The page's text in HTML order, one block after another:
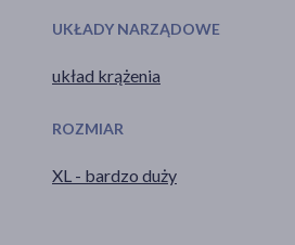
UKŁADY NARZĄDOWE
układ krążenia
ROZMIAR
XL - bardzo duży